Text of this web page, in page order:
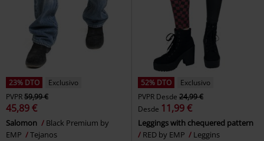
23% DTO
Exclusivo
PVPR59,99 €
45,89 €
Salomon
Black Premium by
EMP
Tejanos
52% DTO
Exclusivo
PVPR Desde 24,99 €
Desde 11,99 €
Leggings with chequered pattern
RED by EMP
Leggins